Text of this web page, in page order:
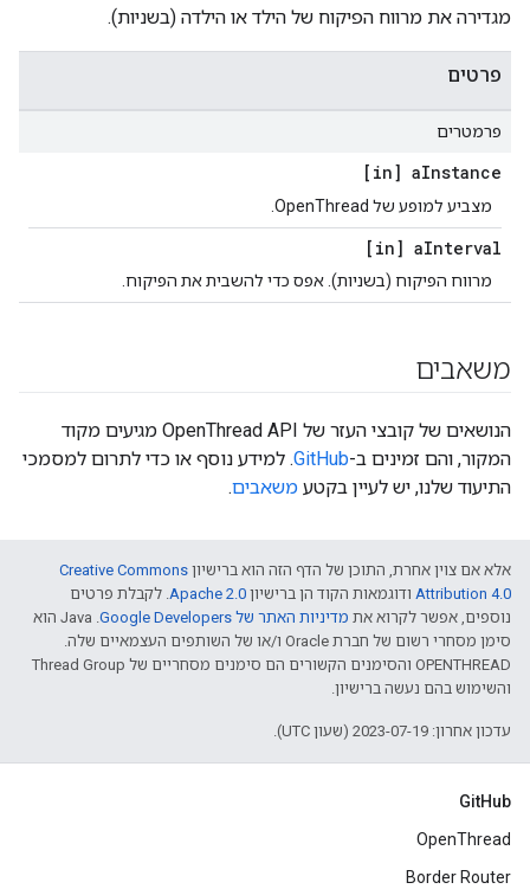
מגדירה את מרווח הפיקוח של הילד או הילדה (בשניות).
פרטים
פרמטרים
[in] aInstance
מצביע למופע של OpenThread.
[in] aInterval
מרווח הפיקוח (בשניות). אפס כדי להשבית את הפיקוח.
משאבים
הנושאים של קובצי העזר של OpenThread API מגיעים מקוד
המקור, והם זמינים ב-GitHub. למידע נוסף או כדי לתרום למסמכי
התיעוד שלנו, יש לעיין בקטע משאבים.
אלא אם צוין אחרת, התוכן של הדף הזה הוא ברישיון Creative Commons
Attribution 4.0‏ ודוגמאות הקוד הן ברישיון Apache 2.0‏. לקבלת פרטים
נוספים, אפשר לקרוא את מדיניות האתר של Google Developers‏
.‏ Java הוא
סימן מסחרי רשום של חברת Oracle ו/או של השותפים העצמאיים שלה.
‫OPENTHREAD והסימנים הקשורים הם סימנים מסחריים של Thread Group
והשימוש בהם נעשה ברישיון.
עדכון אחרון: 2023-07-19 (שעון UTC).
GitHub
OpenThread
Border Router